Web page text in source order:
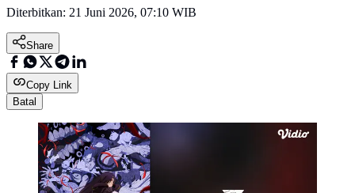
Diterbitkan: 21 Juni 2026, 07:10 WIB
Share
Copy Link
Batal